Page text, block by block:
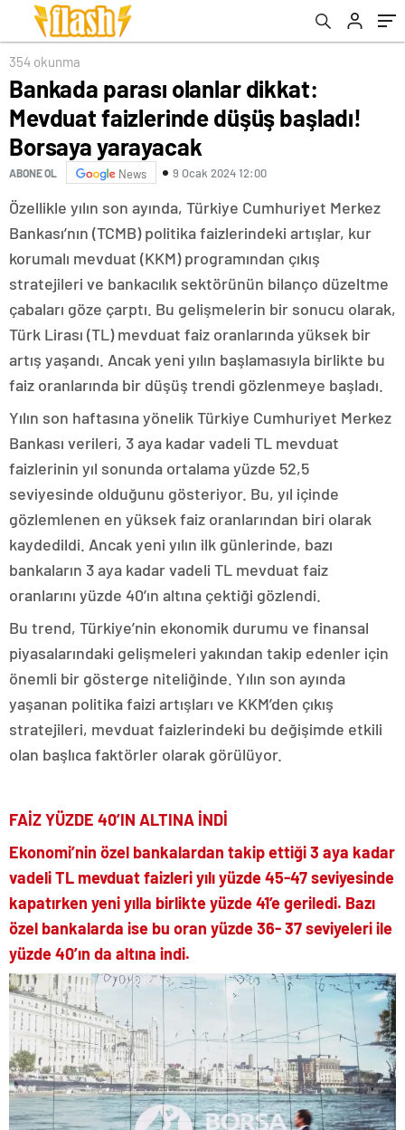
yarayacak
354 okunma
Bankada parası olanlar dikkat:
Mevduat faizlerinde düşüş başladı!
Borsaya yarayacak
ABONE OL News 9 Ocak 2024 12:00
Özellikle yılın son ayında, Türkiye Cumhuriyet Merkez
Bankası’nın (TCMB) politika faizlerindeki artışlar, kur
korumalı mevduat (KKM) programından çıkış
stratejileri ve bankacılık sektörünün bilanço düzeltme
çabaları göze çarptı. Bu gelişmelerin bir sonucu olarak,
Türk Lirası (TL) mevduat faiz oranlarında yüksek bir
artış yaşandı. Ancak yeni yılın başlamasıyla birlikte bu
faiz oranlarında bir düşüş trendi gözlenmeye başladı.
Yılın son haftasına yönelik Türkiye Cumhuriyet Merkez
Bankası verileri, 3 aya kadar vadeli TL mevduat
faizlerinin yıl sonunda ortalama yüzde 52,5
seviyesinde olduğunu gösteriyor. Bu, yıl içinde
gözlemlenen en yüksek faiz oranlarından biri olarak
kaydedildi. Ancak yeni yılın ilk günlerinde, bazı
bankaların 3 aya kadar vadeli TL mevduat faiz
oranlarını yüzde 40’ın altına çektiği gözlendi.
Bu trend, Türkiye’nin ekonomik durumu ve finansal
piyasalarındaki gelişmeleri yakından takip edenler için
önemli bir gösterge niteliğinde. Yılın son ayında
yaşanan politika faizi artışları ve KKM’den çıkış
stratejileri, mevduat faizlerindeki bu değişimde etkili
olan başlıca faktörler olarak görülüyor.
FAİZ YÜZDE 40’IN ALTINA İNDİ
Ekonomi’nin özel bankalardan takip ettiği 3 aya kadar
vadeli TL mevduat faizleri yılı yüzde 45-47 seviyesinde
kapatırken yeni yılla birlikte yüzde 41’e geriledi. Bazı
özel bankalarda ise bu oran yüzde 36- 37 seviyeleri ile
yüzde 40’ın da altına indi.